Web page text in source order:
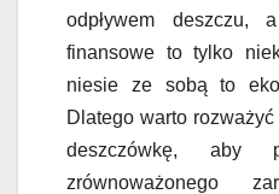
odpływem deszczu,
finansowe to tylko
niesie ze sobą to
Dlatego warto
deszczówkę, aby
zrównoważonego